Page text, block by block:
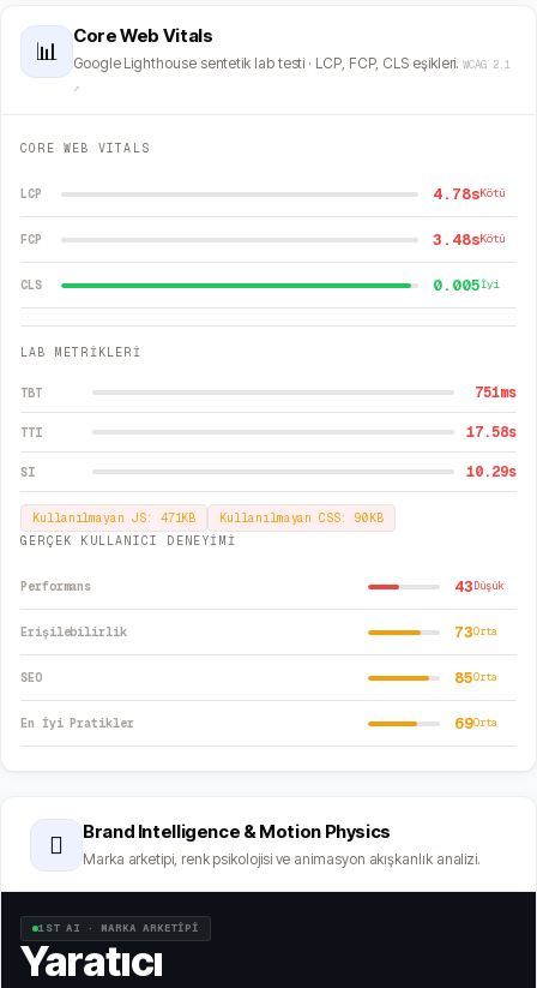
📊
Core Web Vitals
Google Lighthouse sentetik lab testi · LCP, FCP, CLS eşikleri. WCAG 2.1
↗
CORE WEB VITALS
LCP 4.78sKötü
FCP 3.48sKötü
CLS 0.005İyi
LAB METRİKLERİ
TBT 751ms
TTI 17.58s
SI 10.29s
Kullanılmayan JS: 471KB Kullanılmayan CSS: 90KB
GERÇEK KULLANICI DENEYİMİ
Performans 43Düşük
Erişilebilirlik 73Orta
SEO 85Orta
En İyi Pratikler 69Orta
🫆 Brand Intelligence & Motion Physics
Marka arketipi, renk psikolojisi ve animasyon akışkanlık analizi.
1ST AI · MARKA ARKETİPİ
Yaratıcı